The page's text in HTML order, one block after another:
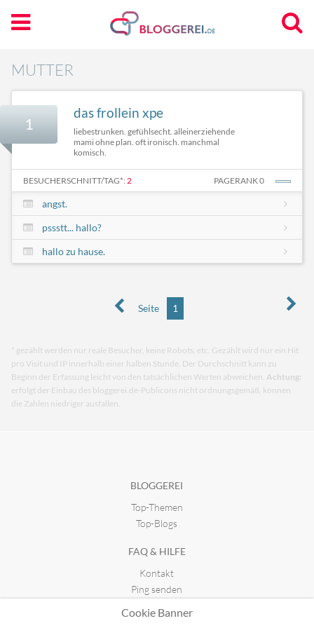
MUTTER
1
das frollein xpe
liebestrunken. gefühlsecht. alleinerziehende
mami ohne plan. oft ironisch. manchmal
komisch.
BESUCHERSCHNITT/TAG*: 2 PAGERANK 0
angst.
pssstt... hallo?
hallo zu hause.
Seite 1
* gezählt werden nur reale Besucher, keine Robots, etc. Gezählt wird nur ein Hit
pro Visit und IP innerhalb einer halben Stunde. Der Durchschnitt kann zu
Beginn der Erfassung leicht von den tatsächlichen Werten abweichen. Achtung:
erfolgt der Einbau des bloggerei.de-Publicons nicht ordnungsgemäß, können
die Zahlen niedriger ausfallen.
BLOGGEREI
Top-Themen
Top-Blogs
FAQ & HILFE
Kontakt
Ping senden
Cookie Banner